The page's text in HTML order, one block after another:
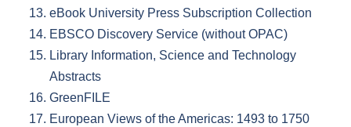
eBook University Press Subscription Collection
EBSCO Discovery Service (without OPAC)
Library Information, Science and Technology
Abstracts
GreenFILE
European Views of the Americas: 1493 to 1750